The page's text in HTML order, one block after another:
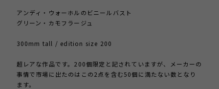
アンディ・ウォーホルのビニールバスト
グリーン・カモフラージュ
300mm tall / edition size 200
超レアな作品です。200個限定と記されていますが、メーカーの
事情で市場に出たのはこの2点を含む50個に満たない数となり
ます。